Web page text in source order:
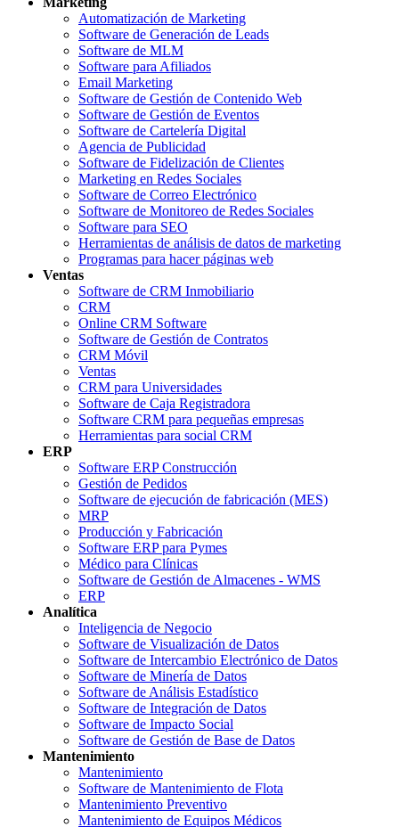
Automatización de Marketing
Software de Generación de Leads
Software de MLM
Software para Afiliados
Email Marketing
Software de Gestión de Contenido Web
Software de Gestión de Eventos
Software de Cartelería Digital
Agencia de Publicidad
Software de Fidelización de Clientes
Marketing en Redes Sociales
Software de Correo Electrónico
Software de Monitoreo de Redes Sociales
Software para SEO
Herramientas de análisis de datos de marketing
Programas para hacer páginas web
Ventas
Software de CRM Inmobiliario
CRM
Online CRM Software
Software de Gestión de Contratos
CRM Móvil
Ventas
CRM para Universidades
Software de Caja Registradora
Software CRM para pequeñas empresas
Herramientas para social CRM
ERP
Software ERP Construcción
Gestión de Pedidos
Software de ejecución de fabricación (MES)
MRP
Producción y Fabricación
Software ERP para Pymes
Médico para Clínicas
Software de Gestión de Almacenes - WMS
ERP
Analítica
Inteligencia de Negocio
Software de Visualización de Datos
Software de Intercambio Electrónico de Datos
Software de Minería de Datos
Software de Análisis Estadístico
Software de Integración de Datos
Software de Impacto Social
Software de Gestión de Base de Datos
Mantenimiento
Mantenimiento
Software de Mantenimiento de Flota
Mantenimiento Preventivo
Mantenimiento de Equipos Médicos